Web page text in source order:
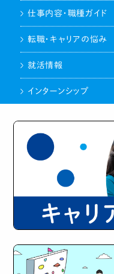
仕事内容・職種ガイド
転職・キャリアの悩み
就活情報
インターンシップ